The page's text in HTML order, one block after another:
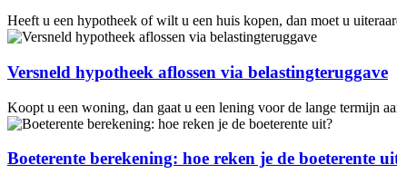
Heeft u een hypotheek of wilt u een huis kopen, dan moet u
Versneld hypotheek aflossen via belastingteruggave
Koopt u een woning, dan gaat u een lening voor de lange termijn
Boeterente berekening: hoe reken je de boeterente